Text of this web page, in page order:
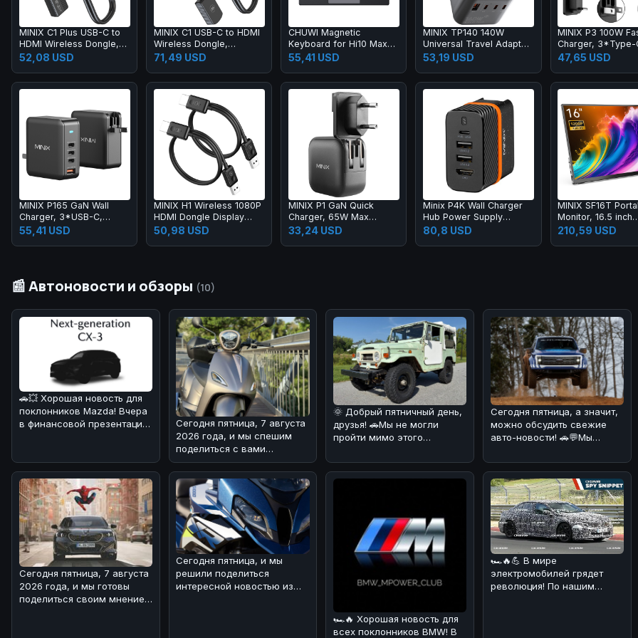
MINIX C1 Plus USB-C to
HDMI Wireless Dongle,
165ft/50m Transmission,
Plug and Play
52,08 USD
MINIX C1 USB-C to HDMI
Wireless Dongle,
165ft/50m Transmission,
Plug and Play,
15
71,49 USD
CHUWI Magnetic
Keyboard for Hi10 Max
Laptop
55,41 USD
MINIX TP140 140W
Universal Travel Adapter,
3*USB-C, 1*USB-A
53,19 USD
MINIX P3 100W
Charger, 3*Type-
1*USB-A Ports for
Traveling, Universal
47,65 USD
MINIX P165 GaN Wall
Charger, 3*USB-C,
1*USB-A
55,41 USD
MINIX H1 Wireless 1080P
HDMI Dongle Display
Adapter, 165ft
Transmission
50,98 USD
MINIX P1 GaN Quick
Charger, 65W Max
Output, 2*USB-C,
1*USB-A
33,24 USD
Minix P4K Wall Charger
Hub Power Supply
Adapter, 2*USB 3.2,
4K@30Hz UHD Port,
80,8 USD
MINIX SF16T
Monitor, 16.5 inch
1920*1200
178º Viewing
210,59 USD
📰 Автоновости и обзоры (10)
🚗💥 Хорошая новость для
поклонников Mazda! Вчера
в финансовой презентации
Сегодня пятница, 7 августа
2026 года, и мы спешим
поделиться с вами
интересной новостью из
мира двух
🌞 Добрый пятничный день,
друзья! 🚗Мы не могли
пройти мимо этого
Toyota Land
Сегодня пятница, а значит,
можно обсудить свежие
авто-новости! 🚗💬Мы
Ford
Сегодня пятница, 7 августа
2026 года, и мы готовы
поделиться своим мнением
Сегодня пятница, и мы
решили поделиться
интересной новостью из
🏎🔥 Хорошая новость для
всех поклонников BMW! В
🏎🔥💪 В мире
электромобилей грядет
революция! По нашим